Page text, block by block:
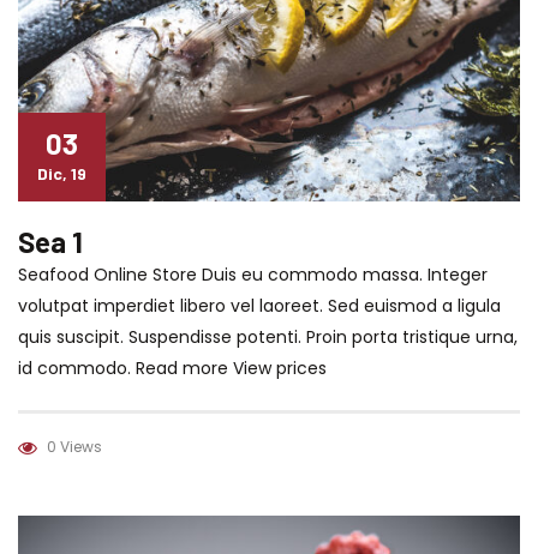
03
Dic, 19
Sea 1
Seafood Online Store Duis eu commodo massa. Integer
volutpat imperdiet libero vel laoreet. Sed euismod a ligula
quis suscipit. Suspendisse potenti. Proin porta tristique urna,
id commodo. Read more View prices
0 Views